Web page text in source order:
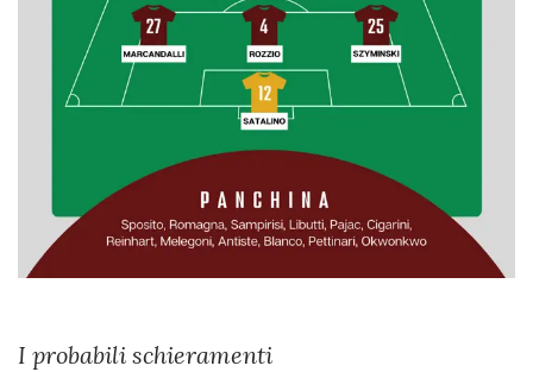
I probabili schieramenti